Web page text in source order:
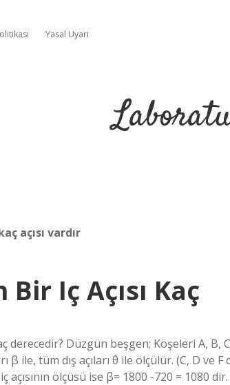
Yasal Uyarı
açısı vardır
Bir Iç Açısı Kaç
derecedir? Düzgün beşgen; Köşeleri A, B,
β ile, tüm dış açıları θ ile ölçülür. (C, D ve
açısının ölçüsü ise β= 1800 -720 = 1080